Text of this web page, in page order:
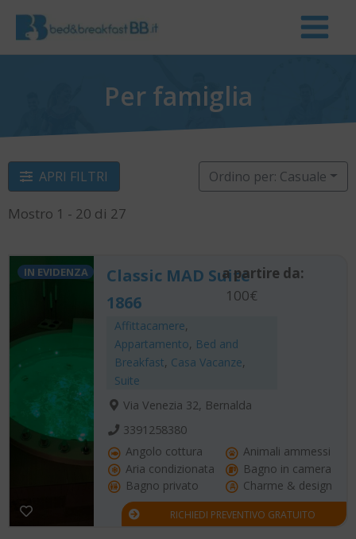
Per famiglia
APRI FILTRI
Mostro 1 - 20 di 27
Ordino per: Casuale
Classic MAD Suite
1866
Affittacamere,
Appartamento, Bed and
Breakfast, Casa Vacanze,
Suite
a partire da:
100€
Via Venezia 32, Bernalda
3391258380
Angolo cottura
Animali ammessi
Aria condizionata
Bagno in camera
Bagno privato
Charme & design
RICHIEDI PREVENTIVO GRATUITO
IN EVIDENZA